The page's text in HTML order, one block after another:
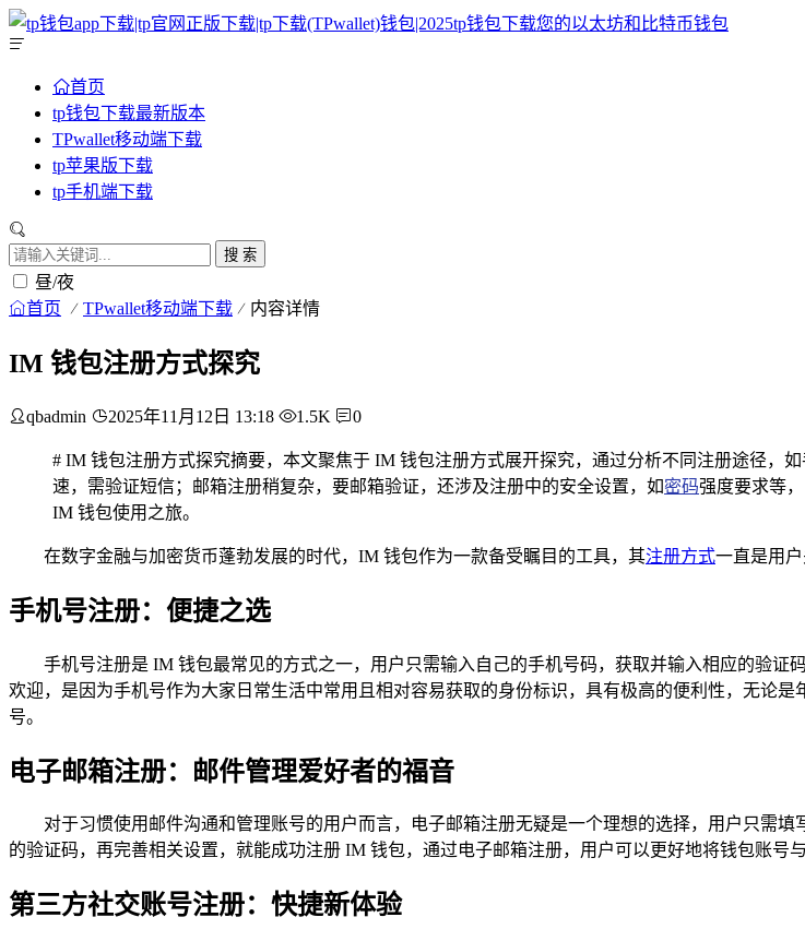
首页
tp钱包下载最新版本
TPwallet移动端下载
tp苹果版下载
tp手机端下载
搜 索
昼/夜
首页 TPwallet移动端下载 内容详情
IM 钱包注册方式探究
qbadmin 2025年11月12日 13:18 1.5K 0
# IM 钱包注册方式探究摘要，本文聚焦于 IM 钱包注册方式展开探究，通过分析不同注册途径，
速，需验证短信；邮箱注册稍复杂，要邮箱验证，还涉及注册中的安全设置，如密码强度要求等
IM 钱包使用之旅。
在数字金融与加密货币蓬勃发展的时代，IM 钱包作为一款备受瞩目的工具，其注册方式一直是用
手机号注册：便捷之选
手机号注册是 IM 钱包最常见的方式之一，用户只需输入自己的手机号码，获取并输入相应的验
欢迎，是因为手机号作为大家日常生活中常用且相对容易获取的身份标识，具有极高的便利性，无论
号。
电子邮箱注册：邮件管理爱好者的福音
对于习惯使用邮件沟通和管理账号的用户而言，电子邮箱注册无疑是一个理想的选择，用户只需
的验证码，再完善相关设置，就能成功注册 IM 钱包，通过电子邮箱注册，用户可以更好地将钱包账号
第三方社交账号注册：快捷新体验